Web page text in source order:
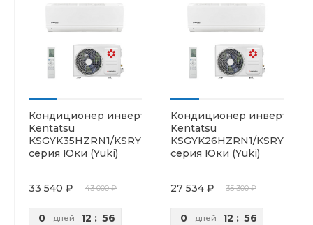
Кондиционер инверторный
Kentatsu
KSGYK35HZRN1/KSRYK35HZRN1
серия Юки (Yuki)
33 540 ₽ 43 000 ₽
0 дней 12 : 56
Кондиционер
Kentatsu
KSGYK26HZRN1/
серия Юки (Yuki)
27 534 ₽ 35 300 ₽
0 дней 12 : 56